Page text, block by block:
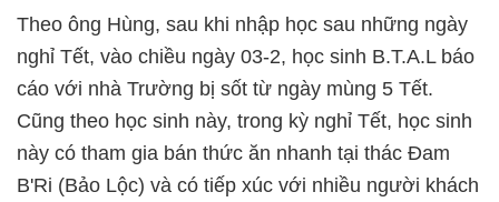
Theo ông Hùng, sau khi nhập học sau những ngày
nghỉ Tết, vào chiều ngày 03-2, học sinh B.T.A.L báo
cáo với nhà Trường bị sốt từ ngày mùng 5 Tết.
Cũng theo học sinh này, trong kỳ nghỉ Tết, học sinh
này có tham gia bán thức ăn nhanh tại thác Đam
B'Ri (Bảo Lộc) và có tiếp xúc với nhiều người khách